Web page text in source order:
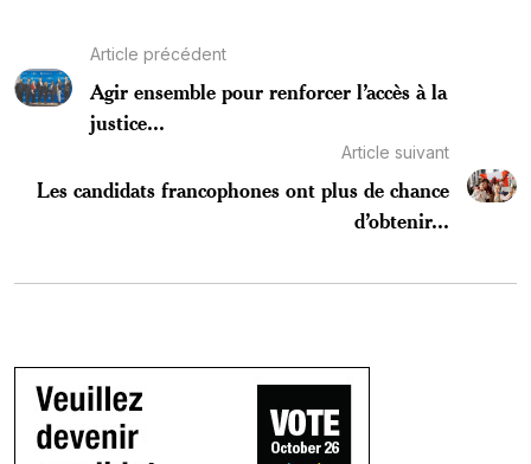
Article précédent
Agir ensemble pour renforcer l’accès à la
justice...
Article suivant
Les candidats francophones ont plus de chance
d’obtenir...